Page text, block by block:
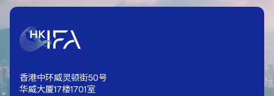
香港中环威灵顿街50号
华威大厦17楼1701室